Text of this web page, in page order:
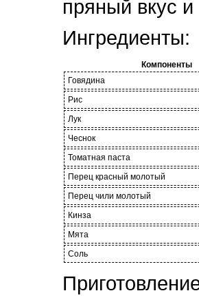
пряный вкус и
Ингредиенты:
Компоненты
Говядина
Рис
Лук
Чеснок
Томатная паста
Перец красный молотый
Перец чили молотый
Кинза
Мята
Соль